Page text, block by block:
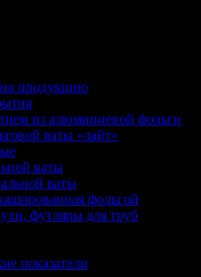
продукцию
из алюминиевой фольги
ваты «лайт»
ваты
ваты
фольгой
футляры для труб
показатели